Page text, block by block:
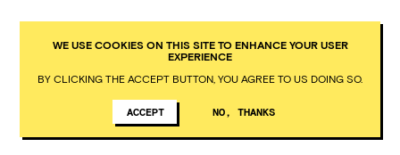
WE USE COOKIES ON THIS SITE TO ENHANCE YOUR USER
EXPERIENCE
BY CLICKING THE ACCEPT BUTTON, YOU AGREE TO US DOING SO.
ACCEPT NO, THANKS